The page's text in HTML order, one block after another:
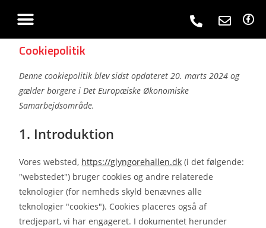
Cookiepolitik
Denne cookiepolitik blev sidst opdateret 20. marts 2024 og
gælder borgere i Det Europæiske Økonomiske
Samarbejdsområde.
1. Introduktion
Vores websted, https://glyngorehallen.dk (i det følgende:
"webstedet") bruger cookies og andre relaterede
teknologier (for nemheds skyld benævnes alle
teknologier "cookies"). Cookies placeres også af
tredjepart, vi har engageret. I dokumentet herunder